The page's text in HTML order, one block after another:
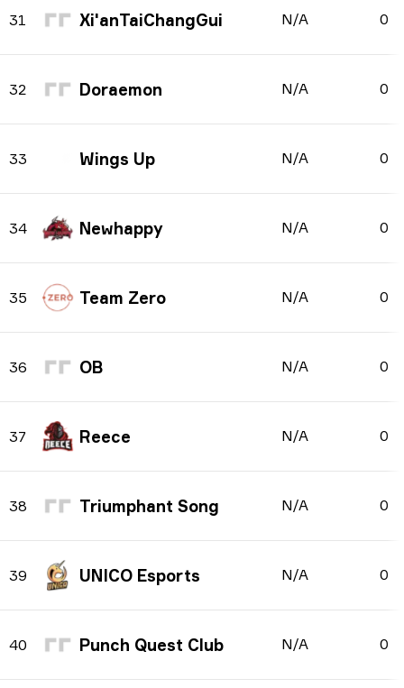
31 Xi'anTaiChangGui N/A 0
32 Doraemon N/A 0
33 Wings Up N/A 0
34 Newhappy N/A 0
35 Team Zero N/A 0
36 OB N/A 0
37 Reece N/A 0
38 Triumphant Song N/A 0
39 UNICO Esports N/A 0
40 Punch Quest Club N/A 0